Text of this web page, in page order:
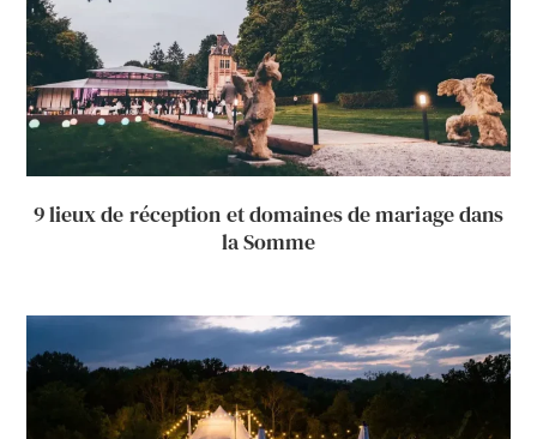
9 lieux de réception et domaines de mariage dans
la Somme